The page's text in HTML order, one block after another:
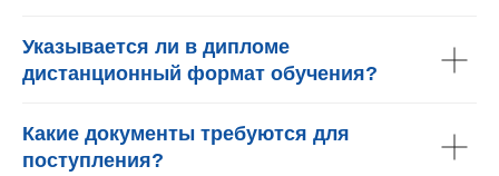
Указывается ли в дипломе
дистанционный формат обучения?
Какие документы требуются для
поступления?